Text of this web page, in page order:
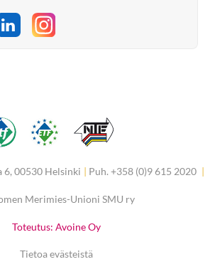
on Twitter
Share on LinkedIn
6, 00530 Helsinki | Puh. +358 (0)9 615 2020 |
Merimies-Unioni SMU ry
Toteutus: Avoine Oy
Tietoa evästeistä